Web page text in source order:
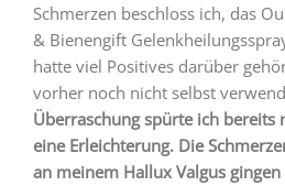
Schmerzen beschloss ich, das
& Bienengift
hatte viel Positives darüber
vorher noch nicht selbst
Überraschung spürte ich bereits
eine Erleichterung. Die
an meinem Hallux Valgus